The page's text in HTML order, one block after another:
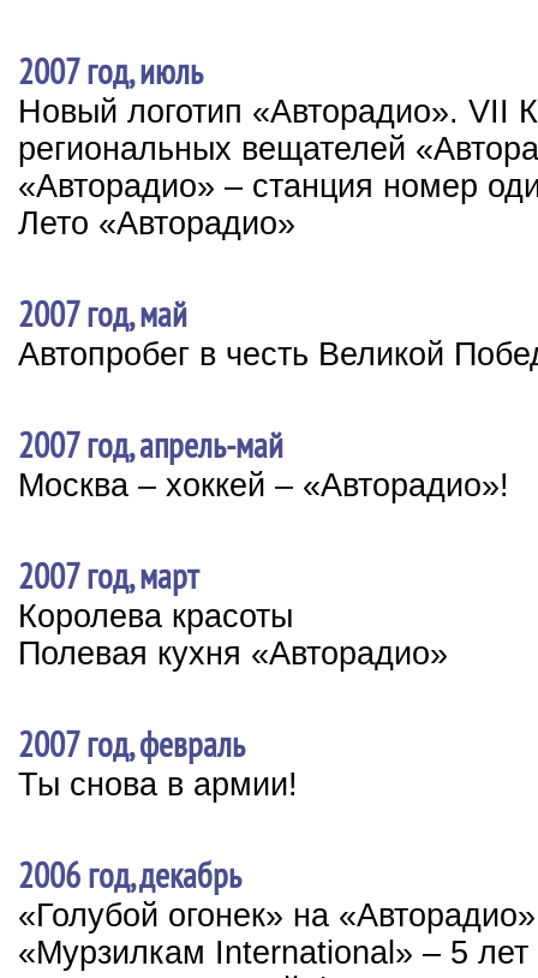
2007 год, июль
Новый логотип «Авторадио». VII
региональных вещателей
«Авторадио» – станция номер
Лето «Авторадио»
2007 год, май
Автопробег в честь Великой
2007 год, апрель-май
Москва – хоккей – «Авторадио»!
2007 год, март
Королева красоты
Полевая кухня «Авторадио»
2007 год, февраль
Ты снова в армии!
2006 год, декабрь
«Голубой огонек» на «Авторадио»
«Мурзилкам International» – 5 лет